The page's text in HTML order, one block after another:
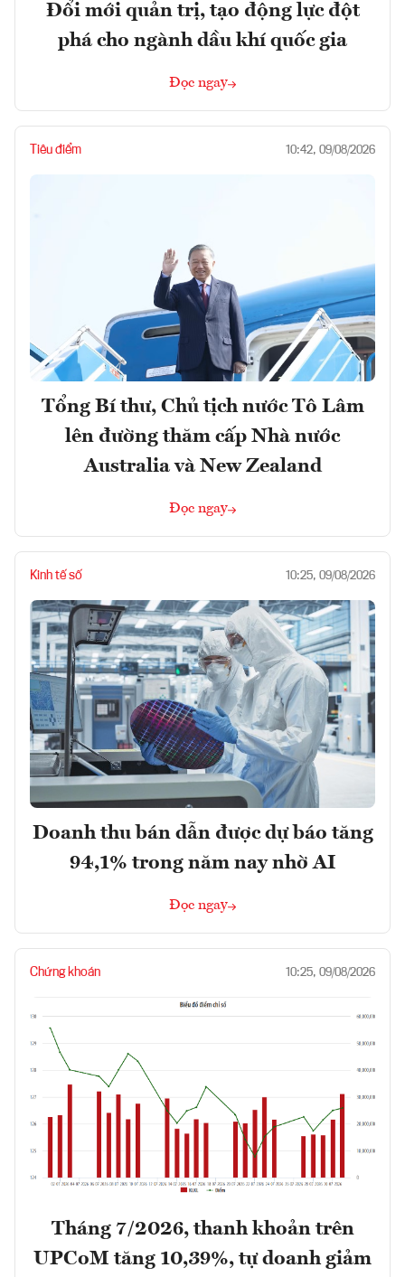
Đổi mới quản trị, tạo động lực đột
phá cho ngành dầu khí quốc gia
Đọc ngay
Tiêu điểm 10:42, 09/08/2026
Tổng Bí thư, Chủ tịch nước Tô Lâm
lên đường thăm cấp Nhà nước
Australia và New Zealand
Đọc ngay
Kinh tế số 10:25, 09/08/2026
Doanh thu bán dẫn được dự báo tăng
94,1% trong năm nay nhờ AI
Đọc ngay
Chứng khoán 10:25, 09/08/2026
Tháng 7/2026, thanh khoản trên
UPCoM tăng 10,39%, tự doanh giảm